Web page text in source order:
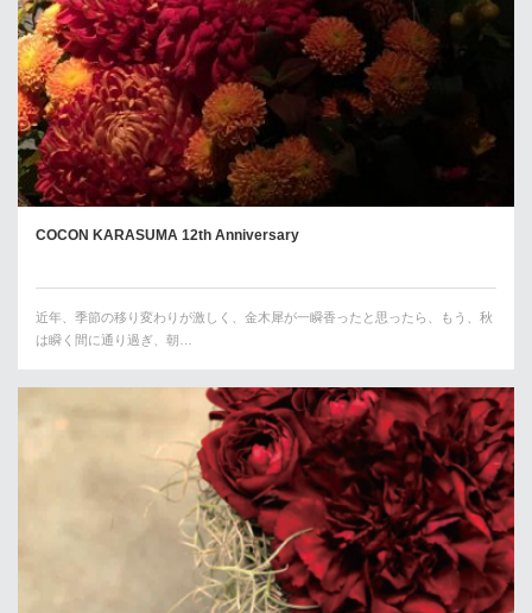
COCON KARASUMA 12th Anniversary
近年、季節の移り変わりが激しく、金木犀が一瞬香ったと思ったら、もう、秋
は瞬く間に通り過ぎ、朝…